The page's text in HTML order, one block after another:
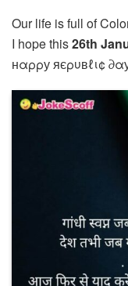
Our life is full of
I hope this26th
нαρρу яєρυвℓι¢